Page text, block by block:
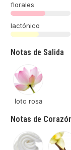
florales
lactónico
Notas de Salida
loto rosa
Notas de